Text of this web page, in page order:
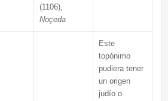
(1106),
Noçeda
Este
topónimo
pudiera tener
un origen
judío o